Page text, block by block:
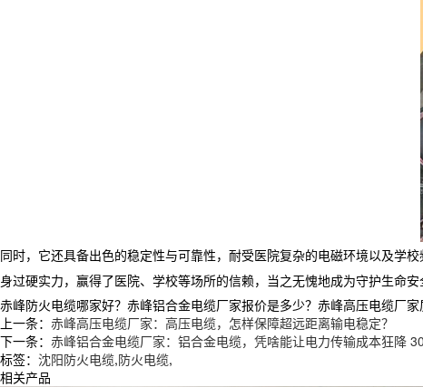
同时，它还具备出色的稳定性与可靠性，耐受医院复杂的电磁环境以及学
身过硬实力，赢得了医院、学校等场所的信赖，当之无愧地成为守护生命安
赤峰防火电缆哪家好？赤峰铝合金电缆厂家报价是多少？赤峰高压电缆厂
上一条： 赤峰高压电缆厂家：高压电缆，怎样保障超远距离输电稳定？
下一条： 赤峰铝合金电缆厂家：铝合金电缆，凭啥能让电力传输成本狂降
标签： 沈阳防火电缆,防火电缆,
相关产品